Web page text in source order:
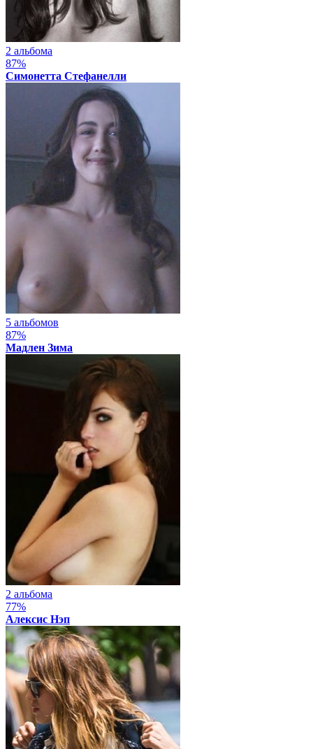
2 альбома
87%
Симонетта Стефанелли
5 альбомов
87%
Мадлен Зима
2 альбома
77%
Алексис Нэп